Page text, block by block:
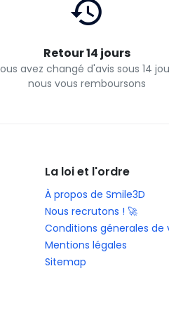
Retour 14 jours
avez changé d'avis sous 14
nous vous remboursons
La loi et l'ordre
À propos de Smile3D
Nous recrutons ! 🚀
Conditions génerales de
Mentions légales
Sitemap